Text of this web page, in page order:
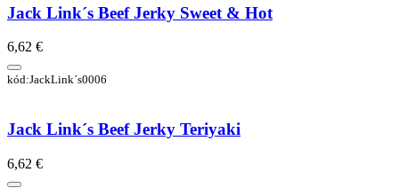
Jack Link´s Beef Jerky Sweet & Hot
6,62 €
kód:JackLink´s0006
Jack Link´s Beef Jerky Teriyaki
6,62 €